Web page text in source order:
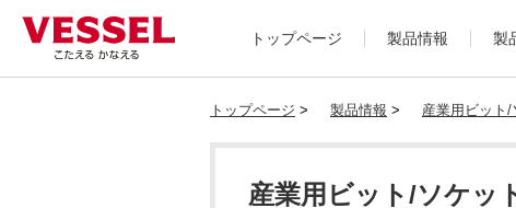
トップページ 製品情報 製
トップページ > 製品情報 > 産業用ビット
産業用ビット/ソケッ